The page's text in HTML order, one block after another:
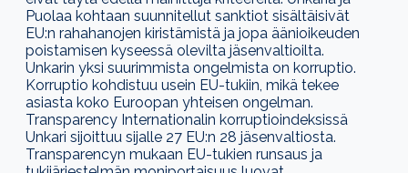
Puolaa kohtaan suunnitellut sanktiot sisältäisivät
EU:n rahahanojen kiristämistä ja jopa äänioikeuden
poistamisen kyseessä olevilta jäsenvaltioilta.
Unkarin yksi suurimmista ongelmista on korruptio.
Korruptio kohdistuu usein EU-tukiin, mikä tekee
asiasta koko Euroopan yhteisen ongelman.
Transparency Internationalin korruptioindeksissä
Unkari sijoittuu sijalle 27 EU:n 28 jäsenvaltiosta.
Transparencyn mukaan EU-tukien runsaus ja